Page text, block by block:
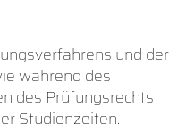
und der
während des
des Prüfungsrechts
Studienzeiten.